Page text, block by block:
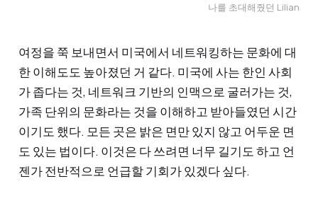
나를 초대해줬던 Lilian
여정을 쭉 보내면서 미국에서 네트워킹하는 문화에 대
한 이해도도 높아졌던 거 같다. 미국에 사는 한인 사회
가 좁다는 것, 네트워크 기반의 인맥으로 굴러가는 것,
가족 단위의 문화라는 것을 이해하고 받아들였던 시간
이기도 했다. 모든 곳은 밝은 면만 있지 않고 어두운 면
도 있는 법이다. 이것은 다 쓰려면 너무 길기도 하고 언
젠가 전반적으로 언급할 기회가 있겠다 싶다.